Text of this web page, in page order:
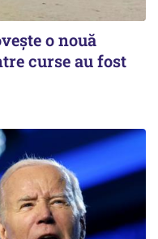
o nouă
curse au fost